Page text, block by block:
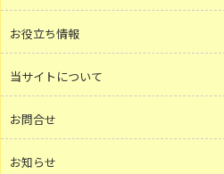
お役立ち情報
当サイトについて
お問合せ
お知らせ